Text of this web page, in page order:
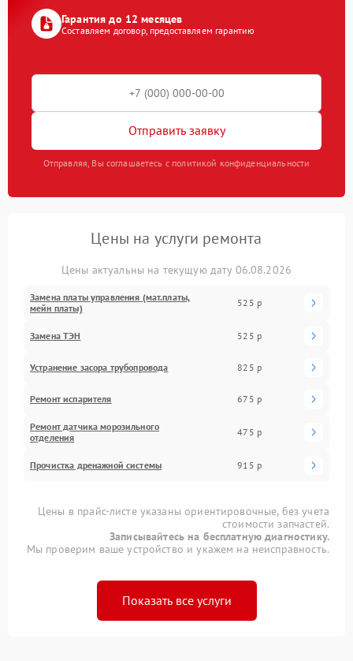
Гарантия до 12 месяцев
Составляем договор, предоставляем гарантию
Отправить заявку
Отправляя, Вы соглашаетесь с политикой конфиденциальности
Цены на услуги ремонта
Цены актуальны на текущую дату 06.08.2026
Замена платы управления (мат.платы,
мейн платы)
525 р
Замена ТЭН 525 р
Устранение засора трубопровода 825 р
Ремонт испарителя 675 р
Ремонт датчика морозильного
отделения
475 р
Прочистка дренажной системы 915 р
Цены в прайс-листе указаны ориентировочные, без учета
стоимости запчастей.
Записывайтесь на бесплатную диагностику.
Мы проверим ваше устройство и укажем на неисправность.
Показать все услуги